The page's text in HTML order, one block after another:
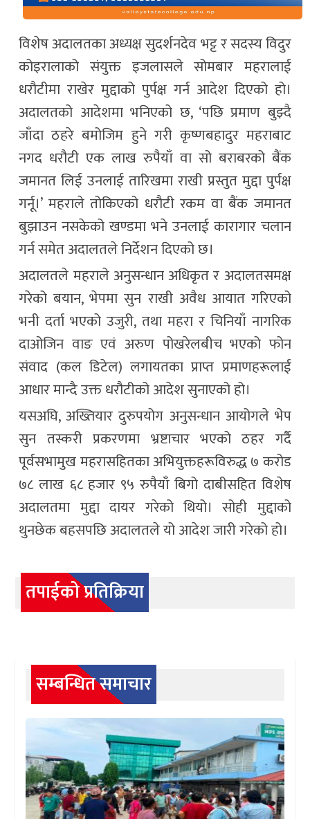
विशेष अदालतका अध्यक्ष सुदर्शनदेव भट्ट र सदस्य विदुर
कोइरालाको संयुक्त इजलासले सोमबार महरालाई
धरौटीमा राखेर मुद्दाको पुर्पक्ष गर्न आदेश दिएको हो।
अदालतको आदेशमा भनिएको छ, ‘पछि प्रमाण बुझ्दै
जाँदा ठहरे बमोजिम हुने गरी कृष्णबहादुर महराबाट
नगद धरौटी एक लाख रुपैयाँ वा सो बराबरको बैंक
जमानत लिई उनलाई तारिखमा राखी प्रस्तुत मुद्दा पुर्पक्ष
गर्नू।’ महराले तोकिएको धरौटी रकम वा बैंक जमानत
बुझाउन नसकेको खण्डमा भने उनलाई कारागार चलान
गर्न समेत अदालतले निर्देशन दिएको छ।
अदालतले महराले अनुसन्धान अधिकृत र अदालतसमक्ष
गरेको बयान, भेपमा सुन राखी अवैध आयात गरिएको
भनी दर्ता भएको उजुरी, तथा महरा र चिनियाँ नागरिक
दाओजिन वाङ एवं अरुण पोखरेलबीच भएको फोन
संवाद (कल डिटेल) लगायतका प्राप्त प्रमाणहरूलाई
आधार मान्दै उक्त धरौटीको आदेश सुनाएको हो।
यसअघि, अख्तियार दुरुपयोग अनुसन्धान आयोगले भेप
सुन तस्करी प्रकरणमा भ्रष्टाचार भएको ठहर गर्दै
पूर्वसभामुख महरासहितका अभियुक्तहरूविरुद्ध ७ करोड
७८ लाख ६८ हजार ९५ रुपैयाँ बिगो दाबीसहित विशेष
अदालतमा मुद्दा दायर गरेको थियो। सोही मुद्दाको
थुनछेक बहसपछि अदालतले यो आदेश जारी गरेको हो।
तपाईको प्रतिक्रिया
सम्बन्धित समाचार